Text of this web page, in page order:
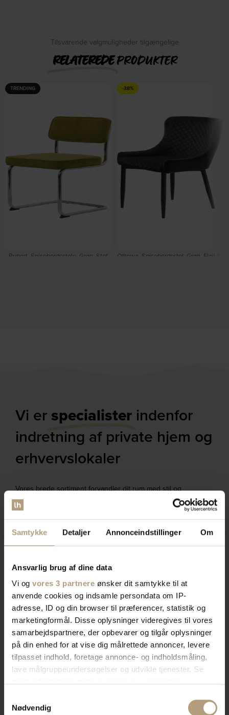
Samtykke Detaljer Annonceindstillinger Om
Ansvarlig brug af dine data
Vi og vores 3 partnere ønsker dit samtykke til at
anvende cookies og indsamle persondata om IP-
adresse, ID og din browser til præferencer, statistik og
marketingformål. Disse oplysninger videregives til vores
samarbejdspartnere, der opbevarer og tilgår oplysninger
på din enhed for at vise dig målrettede annoncer, levere
tilpasset indhold, foretage annonce- og indholdsmåling,
lave målgruppeundersøgelser og udvikle tjenester. Se
tilbage eller ændre indstillinger fra vores
Nødvendig
Tilsvarende valgmuligheder tilgængelige
RELATEREDEPRODUKTER
TRENDING
Rupert, Spisebordsstole, Grøn, Stof,
-38%
Ottowa, Spisebordsstol, Grøn, Fløjl (L:
Vi er specialister indenfor
indretning af private hjem og
erhvervslokaler​
Vores brede sortiment forvandler dit rum med stil og
funktionalitet. Find tidløst design, æstetik, eller
og mere, der afspejler din stil. Vores produkter
Bliv kontaktet af en salgskonsulent